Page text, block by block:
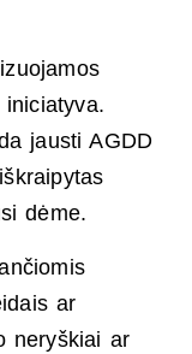
jausti AGDD
dėme.
ar
neryškiai ar